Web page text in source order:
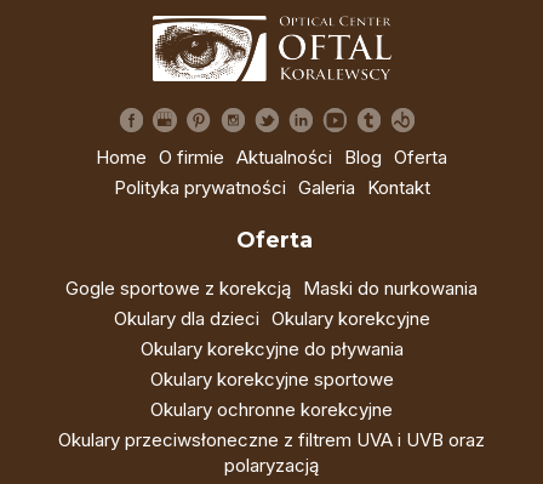
Home O firmie Aktualności Blog Oferta
Polityka prywatności Galeria Kontakt
Oferta
Gogle sportowe z korekcją Maski do nurkowania
Okulary dla dzieci Okulary korekcyjne
Okulary korekcyjne do pływania
Okulary korekcyjne sportowe
Okulary ochronne korekcyjne
Okulary przeciwsłoneczne z filtrem UVA i UVB oraz
polaryzacją